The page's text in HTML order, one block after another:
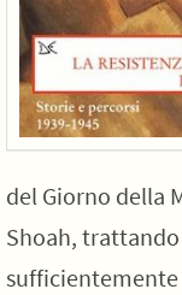
del Giorno della
Shoah,